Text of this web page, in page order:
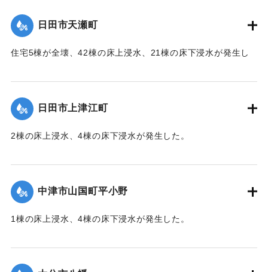
2020/7/6｜固有コード:
日田市天瀬町
住宅5棟が全壊、42棟の床上浸水、21棟の床下浸水が発生し
（第 37 報）】
｜固有コード:01215050
日田市上津江町
2棟の床上浸水、4棟の床下浸水が発生した。
｜固有コード:
中津市山国町平小野
1棟の床上浸水、4棟の床下浸水が発生した。